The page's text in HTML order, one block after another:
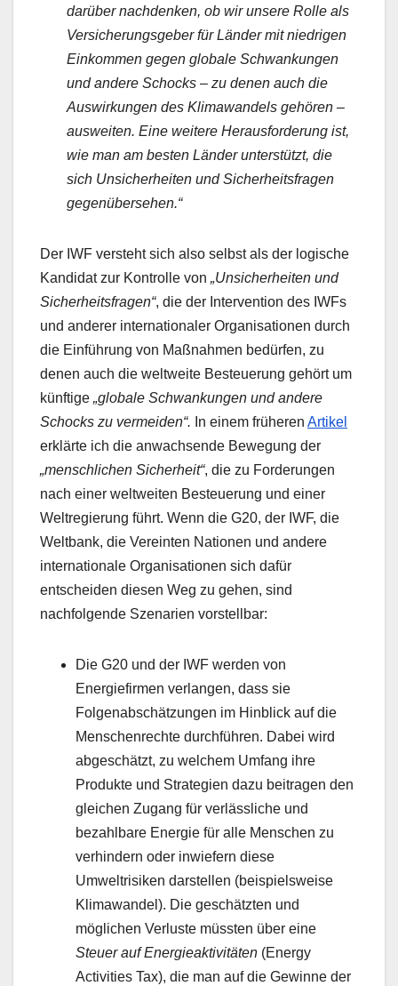
darüber nachdenken, ob wir unsere Rolle als
Versicherungsgeber für Länder mit niedrigen
Einkommen gegen globale Schwankungen
und andere Schocks – zu denen auch die
Auswirkungen des Klimawandels gehören –
ausweiten. Eine weitere Herausforderung ist,
wie man am besten Länder unterstützt, die
sich Unsicherheiten und Sicherheitsfragen
gegenübersehen.“
Der IWF versteht sich also selbst als der logische
Kandidat zur Kontrolle von „Unsicherheiten und
Sicherheitsfragen“, die der Intervention des IWFs
und anderer internationaler Organisationen durch
die Einführung von Maßnahmen bedürfen, zu
denen auch die weltweite Besteuerung gehört um
künftige „globale Schwankungen und andere
Schocks zu vermeiden“. In einem früheren Artikel
erklärte ich die anwachsende Bewegung der
„menschlichen Sicherheit“, die zu Forderungen
nach einer weltweiten Besteuerung und einer
Weltregierung führt. Wenn die G20, der IWF, die
Weltbank, die Vereinten Nationen und andere
internationale Organisationen sich dafür
entscheiden diesen Weg zu gehen, sind
nachfolgende Szenarien vorstellbar:
Die G20 und der IWF werden von
Energiefirmen verlangen, dass sie
Folgenabschätzungen im Hinblick auf die
Menschenrechte durchführen. Dabei wird
abgeschätzt, zu welchem Umfang ihre
Produkte und Strategien dazu beitragen den
gleichen Zugang für verlässliche und
bezahlbare Energie für alle Menschen zu
verhindern oder inwiefern diese
Umweltrisiken darstellen (beispielsweise
Klimawandel). Die geschätzten und
möglichen Verluste müssten über eine
Steuer auf Energieaktivitäten (Energy
Activities Tax), die man auf die Gewinne der